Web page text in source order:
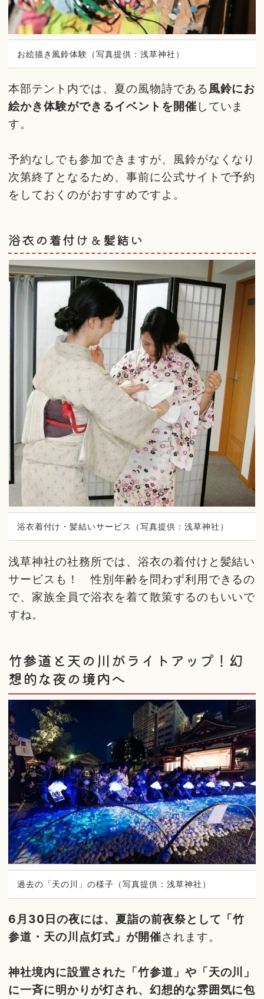
お絵描き風鈴体験（写真提供：浅草神社）
本部テント内では、夏の風物詩である風鈴にお
絵かき体験ができるイベントを開催 していま
す。
予約なしでも参加できますが、風鈴がなくなり
次第終了となるため、事前に公式サイトで予約
をしておくのがおすすめですよ。
浴衣の着付け＆髪結い
浴衣着付け・髪結いサービス（写真提供：浅草神社）
浅草神社の社務所では、浴衣の着付けと髪結い
サービスも！ 性別年齢を問わず利用できるの
で、家族全員で浴衣を着て散策するのもいいで
すね。
竹参道と天の川がライトアップ！幻
想的な夜の境内へ
過去の「天の川」の様子（写真提供：浅草神社）
6月30日の夜には、夏詣の前夜祭として「竹
参道・天の川点灯式」が開催されます。
神社境内に設置された「竹参道」や「天の川」
に一斉に明かりが灯され、幻想的な雰囲気に包